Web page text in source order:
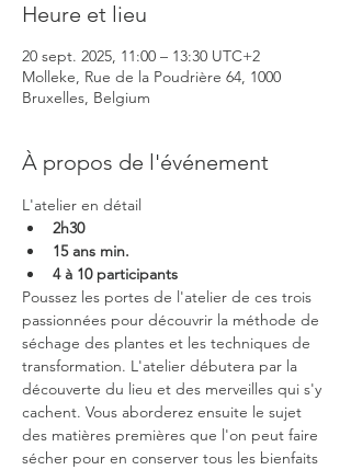
Heure et lieu
20 sept. 2025, 11:00 – 13:30 UTC+2
Molleke, Rue de la Poudrière 64, 1000
Bruxelles, Belgium
À propos de l'événement
L'atelier en détail
2h30
15 ans min.
4 à 10 participants
Poussez les portes de l'atelier de ces trois
passionnées pour découvrir la méthode de
séchage des plantes et les techniques de
transformation. L'atelier débutera par la
découverte du lieu et des merveilles qui s'y
cachent. Vous aborderez ensuite le sujet
des matières premières que l'on peut faire
sécher pour en conserver tous les bienfaits